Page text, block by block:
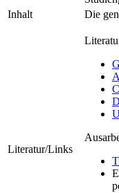
Inhalt
Die
Literatur/Links